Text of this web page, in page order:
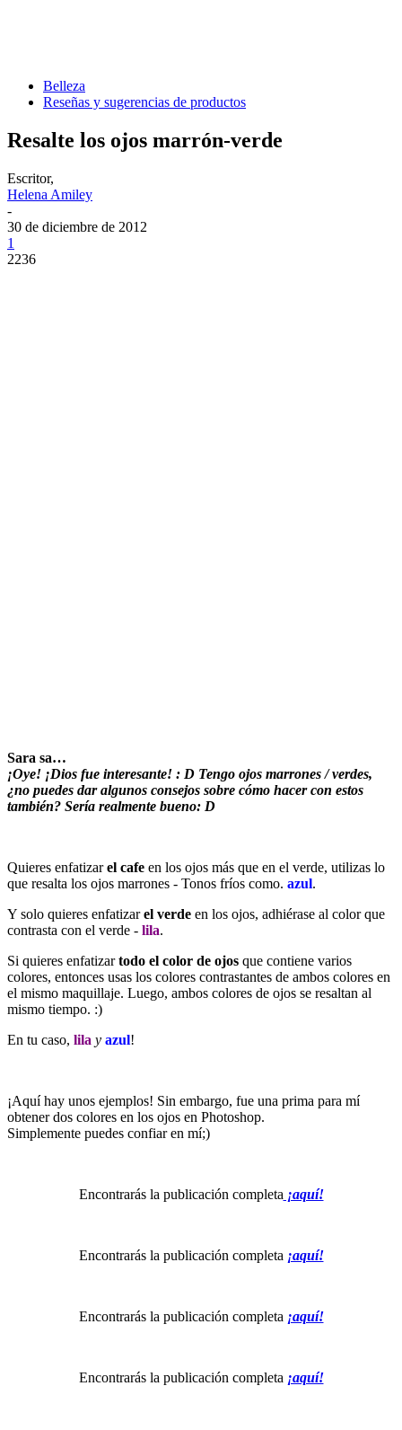
Belleza
Reseñas y sugerencias de productos
Resalte los ojos marrón-verde
Escritor,
Helena Amiley
-
30 de diciembre de 2012
1
2236
Sara sa…
¡Oye! ¡Dios fue interesante! : D Tengo ojos marrones / verdes,
¿no puedes dar algunos consejos sobre cómo hacer con estos
también? Sería realmente bueno: D
Quieres enfatizarel cafe en los ojos más que en el verde, utilizas lo
que resalta los ojos marrones - Tonos fríos como. azul.
Y solo quieres enfatizarel verde en los ojos, adhiérase al color que
contrasta con el verde - lila.
Si quieres enfatizartodo el color de ojos que contiene varios
colores, entonces usas los colores contrastantes de ambos colores en
el mismo maquillaje. Luego, ambos colores de ojos se resaltan al
mismo tiempo. :)
En tu caso, lila y azul!
¡Aquí hay unos ejemplos! Sin embargo, fue una prima para mí
obtener dos colores en los ojos en Photoshop.
Simplemente puedes confiar en mí;)
Encontrarás la publicación completa ¡aquí!
Encontrarás la publicación completa ¡aquí!
Encontrarás la publicación completa ¡aquí!
Encontrarás la publicación completa ¡aquí!